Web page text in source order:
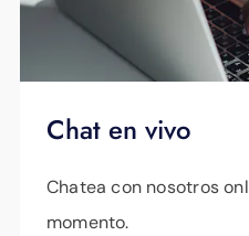
Chat en vivo
Chatea con nosotros
momento.